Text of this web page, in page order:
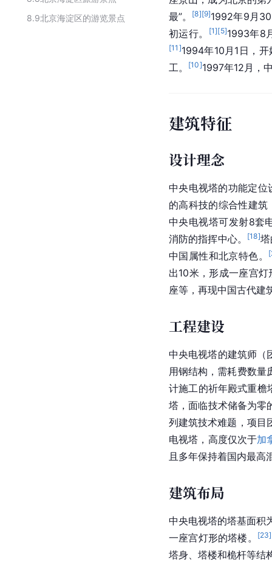
8.9北京海淀区的游览景点
最”。
[8][9]1992年9月
初运行。
[1][5]1993年8
[11 ]1994年10月1日，
工。
[10]1997年12月，
建筑特征
设计理念
中央电视塔的功能定位
的高科技的综合性建筑
中央电视塔可发射8套
消防的指挥中心。
[18]
中国 属性和北京特色。 [
出10米，形成一座宫灯
座等，再现中国古代建
工程建设
中央电视塔的建筑师（
用钢结构 ，需耗费数
计施工的祈年殿式重檐
塔，面临技术储备为零
列建筑技术难题， 项目
电视塔，高度仅次于加
且多年保持着国内最高
建筑布局
中央电视塔的塔基面积
一座宫灯形的塔楼。
[23]
塔身、塔楼和桅杆等结